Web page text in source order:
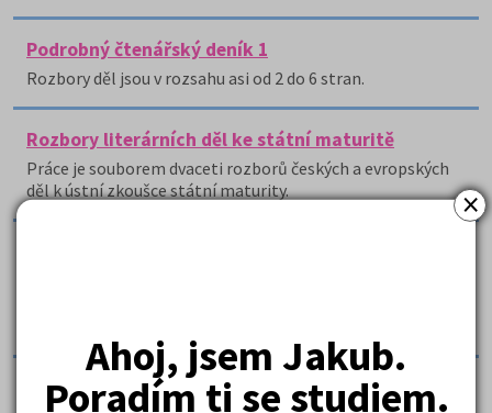
×
Ahoj, jsem Jakub.
Poradím ti se studiem.
Podrobný čtenářský deník 1
Rozbory děl jsou v rozsahu asi od 2 do 6 stran.
Rozbory literárních děl ke státní maturitě
Práce je souborem dvaceti rozborů českých a evropských
děl k ústní zkoušce státní maturity.
Velký čtenářský deník